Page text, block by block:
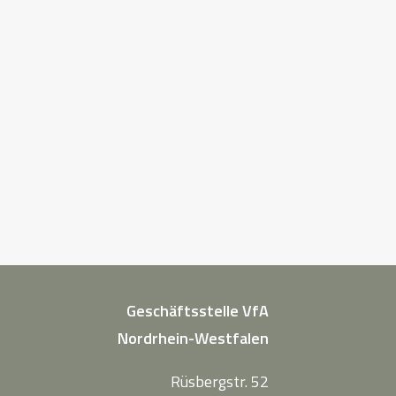
Geschäftsstelle VfA
Nordrhein-Westfalen
Rüsbergstr. 52